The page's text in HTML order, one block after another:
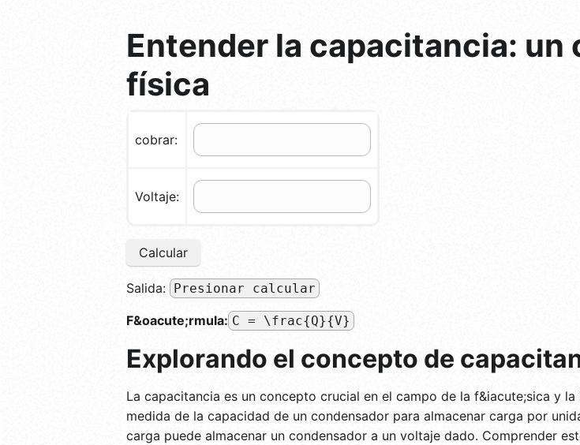
Entender la capacitancia:
física
cobrar:
Voltaje:
Calcular
Salida: Presionar calcular
F&oacute;rmula: C = \frac{Q}{V}
Explorando el concepto de
La capacitancia es un concepto crucial en el campo de la f&iacute;sica y
medida de la capacidad de un condensador para almacenar carga por
carga puede almacenar un condensador a un voltaje dado. Comprender